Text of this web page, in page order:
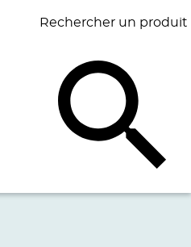
Rechercher un produit
BAGAGERIE BUREAU